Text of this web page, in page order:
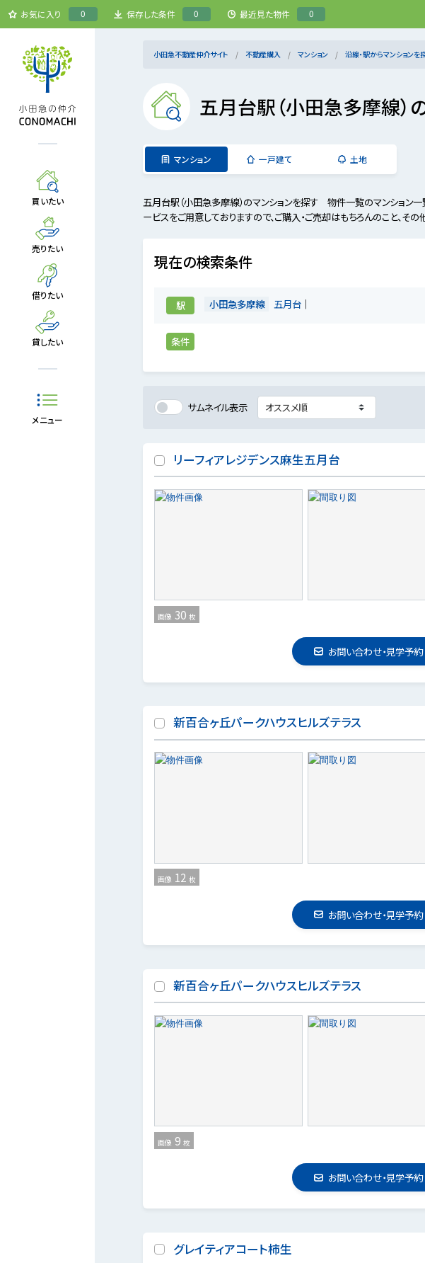
お気に入り 0 保存した条件 0 最近見た物件 0
買いたい
売りたい
借りたい
貸したい
メニュー
小田急不動産仲介サイト 不動産購入 マンション 沿線・駅からマンションを
五月台駅（小田急多摩線
マンション 一戸建て 土地
五月台駅（小田急多摩線）のマンションを探す 物件一覧のマンション
ービスをご用意しておりますので、ご購入・ご売却はもちろんのこと、そ
現在の検索条件
駅 小田急多摩線 五月台
条件
サムネイル表示
リーフィアレジデンス麻生五月台
画像 30 枚
お問い合わせ・見学予約
新百合ヶ丘パークハウスヒルズテラス
画像 12 枚
お問い合わせ・見学予約
新百合ヶ丘パークハウスヒルズテラス
画像 9 枚
お問い合わせ・見学予約
グレイティアコート柿生